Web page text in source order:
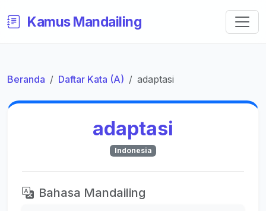
Kamus Mandailing
Beranda Daftar Kata (A) adaptasi
adaptasi
Indonesia
Bahasa Mandailing